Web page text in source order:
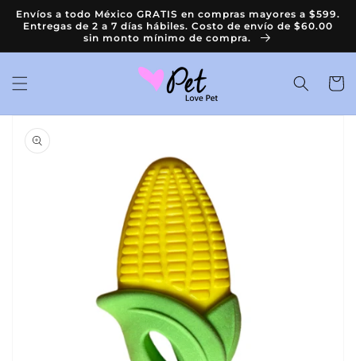
directamente
al contenido
Envíos a todo México GRATIS en compras mayores a $599.
Entregas de 2 a 7 días hábiles. Costo de envío de $60.00
sin monto mínimo de compra.
Carrito
directamente
información